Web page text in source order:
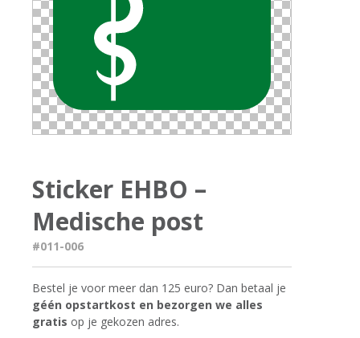
Sticker EHBO –
Medische post
#011-006
Bestel je voor meer dan 125 euro? Dan betaal je
géén opstartkost en bezorgen we alles
gratis op je gekozen adres.